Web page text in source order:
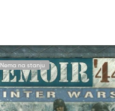
Nema na stanju